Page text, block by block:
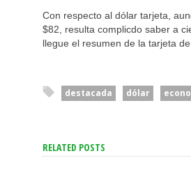
Con respecto al dólar tarjeta,
$82, resulta complicdo saber a
llegue el resumen de la tarjeta de
destacada dólar
RELATED POSTS